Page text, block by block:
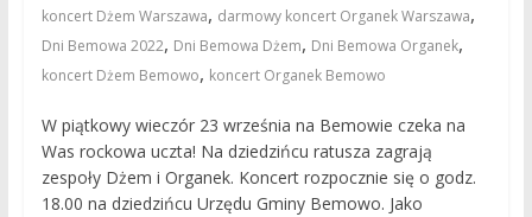
koncert Dżem Warszawa, darmowy koncert Organek Warszawa,
Dni Bemowa 2022, Dni Bemowa Dżem, Dni Bemowa Organek,
koncert Dżem Bemowo, koncert Organek Bemowo
W piątkowy wieczór 23 września na Bemowie czeka na
Was rockowa uczta! Na dziedzińcu ratusza zagrają
zespoły Dżem i Organek. Koncert rozpocznie się o godz.
18.00 na dziedzińcu Urzędu Gminy Bemowo. Jako